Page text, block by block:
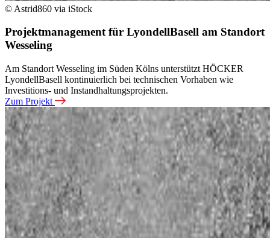
© Astrid860 via iStock
Projektmanagement für LyondellBasell am Standort
Wesseling
Am Standort Wesseling im Süden Kölns unterstützt HÖCKER
LyondellBasell kontinuierlich bei technischen Vorhaben wie
Investitions- und Instandhaltungsprojekten.
Zum Projekt